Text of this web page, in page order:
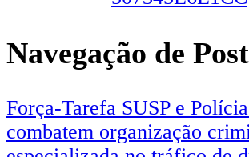
Navegação de Post
Força-Tarefa SUSP e
combatem organização